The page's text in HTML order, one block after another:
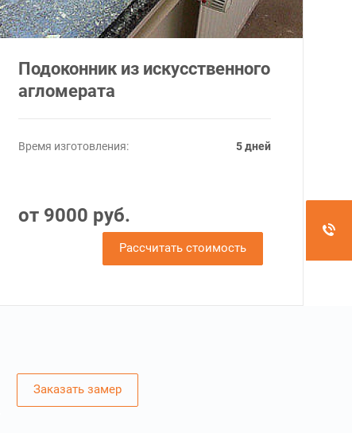
Подоконник из искусственного
агломерата
Время изготовления: 5 дней
от 9000 руб.
Рассчитать стоимость
Заказать замер